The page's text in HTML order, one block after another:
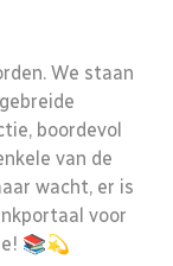
We staan
boordevol
van de
wacht, er is
voor
📚💫